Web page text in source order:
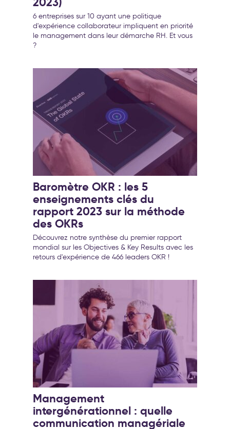
6 entreprises sur 10 ayant une politique
d'expérience collaborateur impliquent en priorité
le management dans leur démarche RH. Et vous
?
Baromètre OKR : les 5
enseignements clés du
rapport 2023 sur la méthode
des OKRs
Découvrez notre synthèse du premier rapport
mondial sur les Objectives & Key Results avec les
retours d'expérience de 466 leaders OKR !
Management
intergénérationnel : quelle
communication managériale